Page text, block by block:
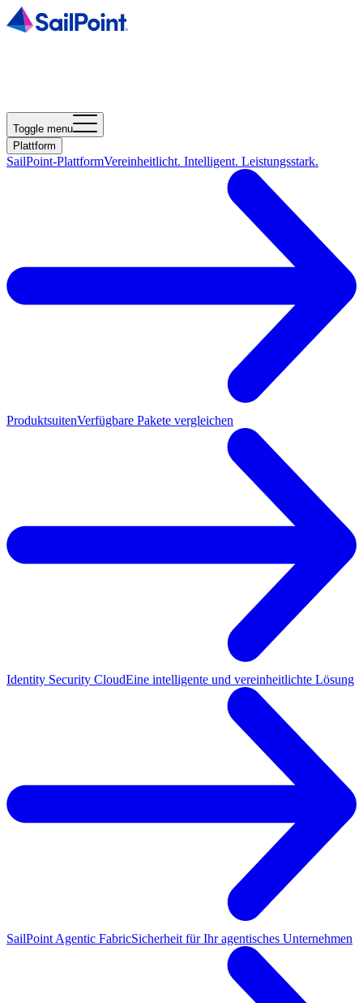
Toggle menu
Plattform
SailPoint-PlattformVereinheitlicht. Intelligent. Leistungsstark.
ProduktsuitenVerfügbare Pakete vergleichen
Identity Security CloudEine intelligente und vereinheitlichte Lösung
SailPoint Agentic FabricSicherheit für Ihr agentisches Unternehmen